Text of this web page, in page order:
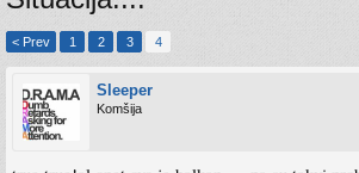
< Prev 1 2 3 4
Sleeper
Komšija